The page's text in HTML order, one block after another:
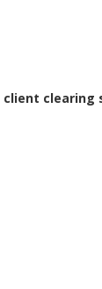
clearing